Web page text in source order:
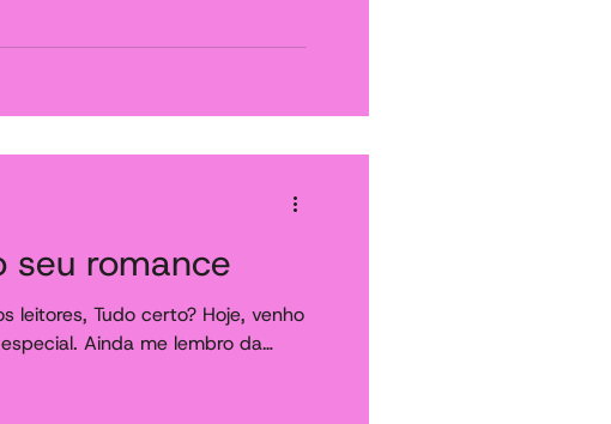
seu romance
leitores, Tudo certo? Hoje, venho
Ainda me lembro da